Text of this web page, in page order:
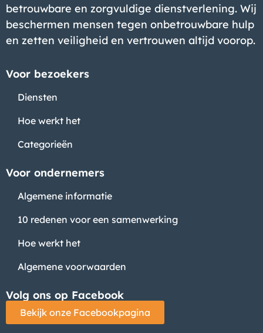
betrouwbare en zorgvuldige dienstverlening. Wij
beschermen mensen tegen onbetrouwbare hulp
en zetten veiligheid en vertrouwen altijd voorop.
Voor bezoekers
Diensten
Hoe werkt het
Categorieën
Voor ondernemers
Algemene informatie
10 redenen voor een samenwerking
Hoe werkt het
Algemene voorwaarden
Volg ons op Facebook
Bekijk onze Facebookpagina